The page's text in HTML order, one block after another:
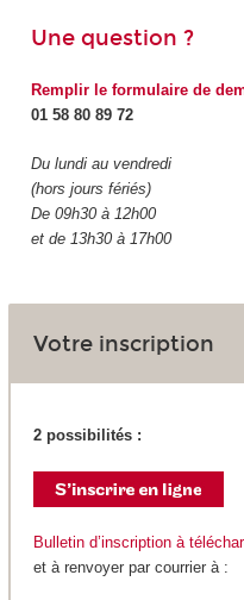
Une question ?
Remplir le formulaire de
01 58 80 89 72
Du lundi au vendredi
(hors jours fériés)
De 09h30 à 12h00
et de 13h30 à 17h00
Votre inscription
2 possibilités :
Bulletin d’inscription à
et à renvoyer par courrier à :